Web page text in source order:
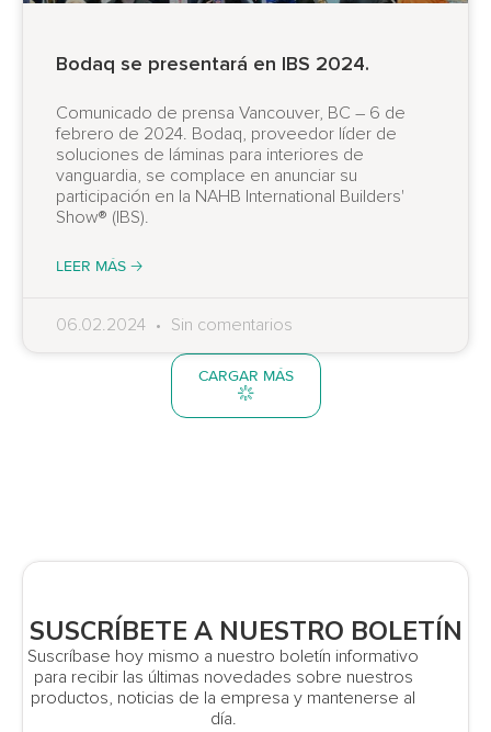
Bodaq se presentará en IBS 2024.
Comunicado de prensa Vancouver, BC – 6 de
febrero de 2024. Bodaq, proveedor líder de
soluciones de láminas para interiores de
vanguardia, se complace en anunciar su
participación en la NAHB International Builders'
Show® (IBS).
LEER MÁS 🡢
06.02.2024 Sin comentarios
CARGAR MÁS
SUSCRÍBETE A NUESTRO BOLETÍN
Suscríbase hoy mismo a nuestro boletín informativo
para recibir las últimas novedades sobre nuestros
productos, noticias de la empresa y mantenerse al
día.